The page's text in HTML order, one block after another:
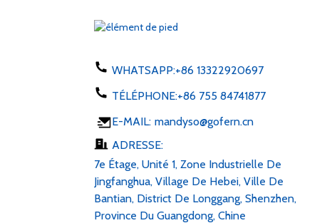
WHATSAPP:+86 13322920697
TÉLÉPHONE:+86 755 84741877
E-MAIL: mandyso@gofern.cn
ADRESSE:
7e Étage, Unité 1, Zone Industrielle De
Jingfanghua, Village De Hebei, Ville De
Bantian, District De Longgang, Shenzhen,
Province Du Guangdong, Chine